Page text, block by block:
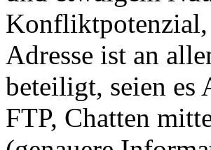
Konfliktpotenzial,
Adresse ist an
beteiligt, seien es
FTP, Chatten